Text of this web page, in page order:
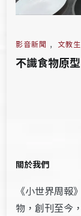
影音新聞 , 文教
不識食物原
關於我們
《小世界周報
物，創刊至今